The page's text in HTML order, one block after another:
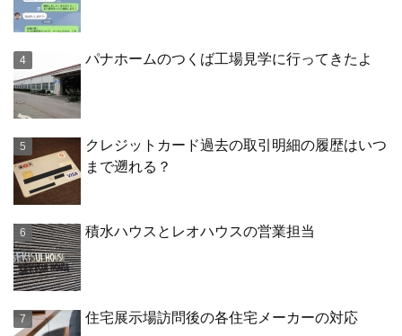
パナホームのつくば工場見学に行ってきたよ
クレジットカード過去の取引明細の履歴はいつ
まで遡れる？
積水ハウスとレオハウスの営業担当
住宅展示場訪問後の各住宅メーカーの対応